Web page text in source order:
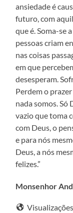
ansiedade é
futuro, com
que é. Soma-se
pessoas criam
nas coisas
em que
desesperam.
Perdem o
nada somos. Só
vazio que toma
com Deus, o
e para nós
Deus, a nós
felizes.”
Monsenhor